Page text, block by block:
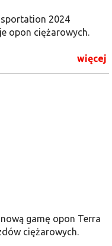
2024
opon ciężarowych.
więcej
gamę opon Terra
ciężarowych.